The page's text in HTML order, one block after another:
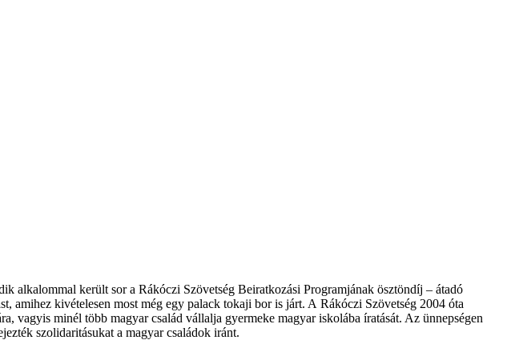
alkalommal került sor a Rákóczi Szövetség Beiratkozási Programjának ösztöndíj – átadó
amihez kivételesen most még egy palack tokaji bor is járt. A Rákóczi Szövetség 2004 óta
vagyis minél több magyar család vállalja gyermeke magyar iskolába íratását. Az ünnepségen
szolidaritásukat a magyar családok iránt.